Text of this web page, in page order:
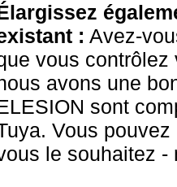
: Avez-
vous
avons une
sont
Vous
le souhaitez -